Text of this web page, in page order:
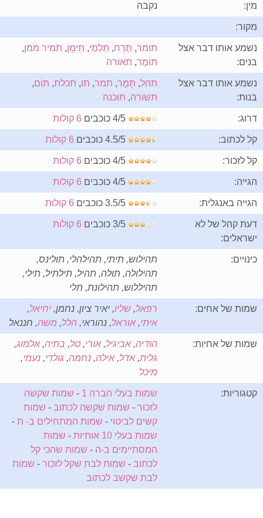
מין: נקבה
מקור:
נשמע אותו דבר אצל
בנים:
תומר, תֶּרַח, תַּלְמַי, תֵּימָן, תמיר ממן,
תּוֹמֶר, תאורה
נשמע אותו דבר אצל
בנות:
תהל, תָּמָר, תמר, תו, תכלת, תּוֹם,
תשורה, תוכנה
דרוג: 4/5 כוכבים 6 קולות
קל לכתוב: 4.5/5 כוכבים 6 קולות
קל לזכור: 4/5 כוכבים 6 קולות
הגייה: 4/5 כוכבים 6 קולות
הגייה באנגלית: 3.5/5 כוכבים 6 קולות
דעת קהל של לא
ישראלים:
3/5 כוכבים 6 קולות
כינויים:
תהילוש, תיתי, תהילהלי, תולינס,
תהילולה, תולה, תהיל, תילתיל, תילי,
תהיללוש, תהילונת, תלי
שמות של אחים: רפאל, שליו, יאיר ציון, נחמן, יחיאל,
איתי, אוראל, נהוראי, הלל, משה, חננאל
שמות של אחיות: הודיה, אביגיל, אורי, טל, בתיה, אלמוג,
גלית, אדל, אילה, נחמה, גולדי, נעמי,
מיכל
קטגוריות: שמות בעלי הברה 1 -שמות שקשה
לזכור-שמות שקשה לכתוב-שמות
קשים לביטוי-שמות המתחילים ב- ת-
שמות בעלי 10 אותיות
-שמות
המסתיימים ב-ה-שמות שהכי קל
לכתוב-שמות לבת שקל לזכור-שמות
לבת שקשב לכתוב